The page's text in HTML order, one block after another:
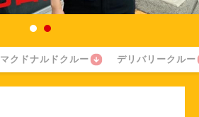
マクドナルドクルー デリバリークルー